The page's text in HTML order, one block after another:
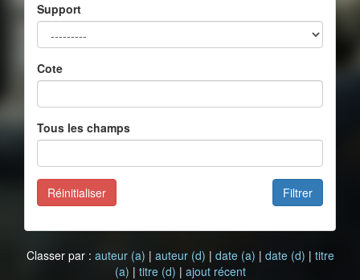
Support
Cote
Tous les champs
Filtrer
Réinitialiser
Classer par : auteur (a) | auteur (d) | date (a) | date (d) | titre
(a) | titre (d) | ajout récent